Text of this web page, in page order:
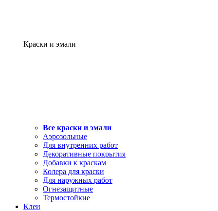
Краски и эмали
Все краски и эмали
Аэрозольные
Для внутренних работ
Декоративные покрытия
Добавки к краскам
Колера для краски
Для наружных работ
Огнезащитные
Термостойкие
Клеи